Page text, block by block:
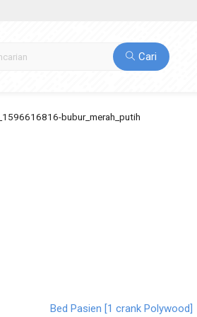
Cari
bubur_merah_putih
Bed Pasien [1 crank Polywood]